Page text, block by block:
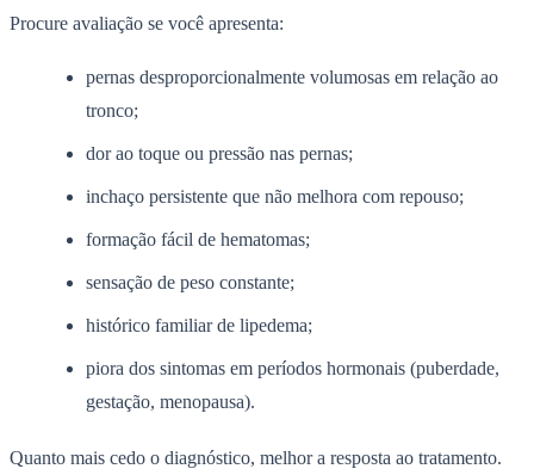
Procure avaliação se você apresenta:
pernas desproporcionalmente volumosas em relação ao
tronco;
dor ao toque ou pressão nas pernas;
inchaço persistente que não melhora com repouso;
formação fácil de hematomas;
sensação de peso constante;
histórico familiar de lipedema;
piora dos sintomas em períodos hormonais (puberdade,
gestação, menopausa).
Quanto mais cedo o diagnóstico, melhor a resposta ao tratamento.